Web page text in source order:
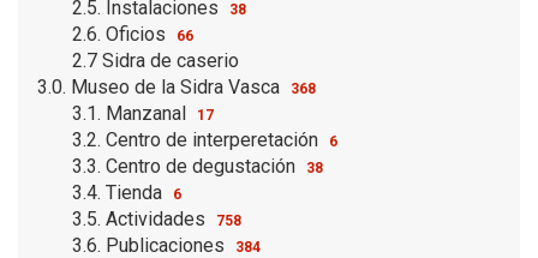
2.5. Instalaciones 38
2.6. Oficios 66
2.7 Sidra de caserio
3.0. Museo de la Sidra Vasca
368
3.1. Manzanal 17
3.2. Centro de interperetación 6
3.3. Centro de degustación 38
3.4. Tienda 6
3.5. Actividades 758
3.6. Publicaciones 384